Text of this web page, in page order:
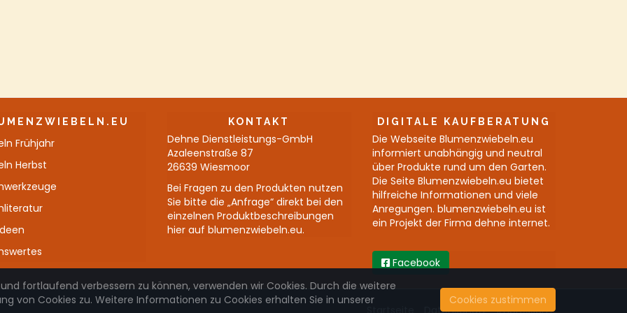
Frühjahr
Herbst
KONTAKT
Dehne Dienstleistungs-GmbH
Azaleenstraße 87
26639 Wiesmoor
Bei Fragen zu den Produkten nutzen
Sie bitte die „Anfrage“ direkt bei den
einzelnen Produktbeschreibungen
hier auf blumenzwiebeln.eu.
DIGITALE KAUFBERATUNG
Die Webseite Blumenzwiebeln.eu
informiert unabhängig und neutral
über Produkte rund um den Garten.
Die Seite Blumenzwiebeln.eu bietet
hilfreiche Informationen und viele
Anregungen. blumenzwiebeln.eu ist
ein Projekt der Firma dehne internet.
Facebook
Datenschutz Impressum
fortlaufend verbessern zu können, verwenden wir Cookies. Durch die weitere
von Cookies zu. Weitere Informationen zu Cookies erhalten Sie in unserer
Cookies zustimmen